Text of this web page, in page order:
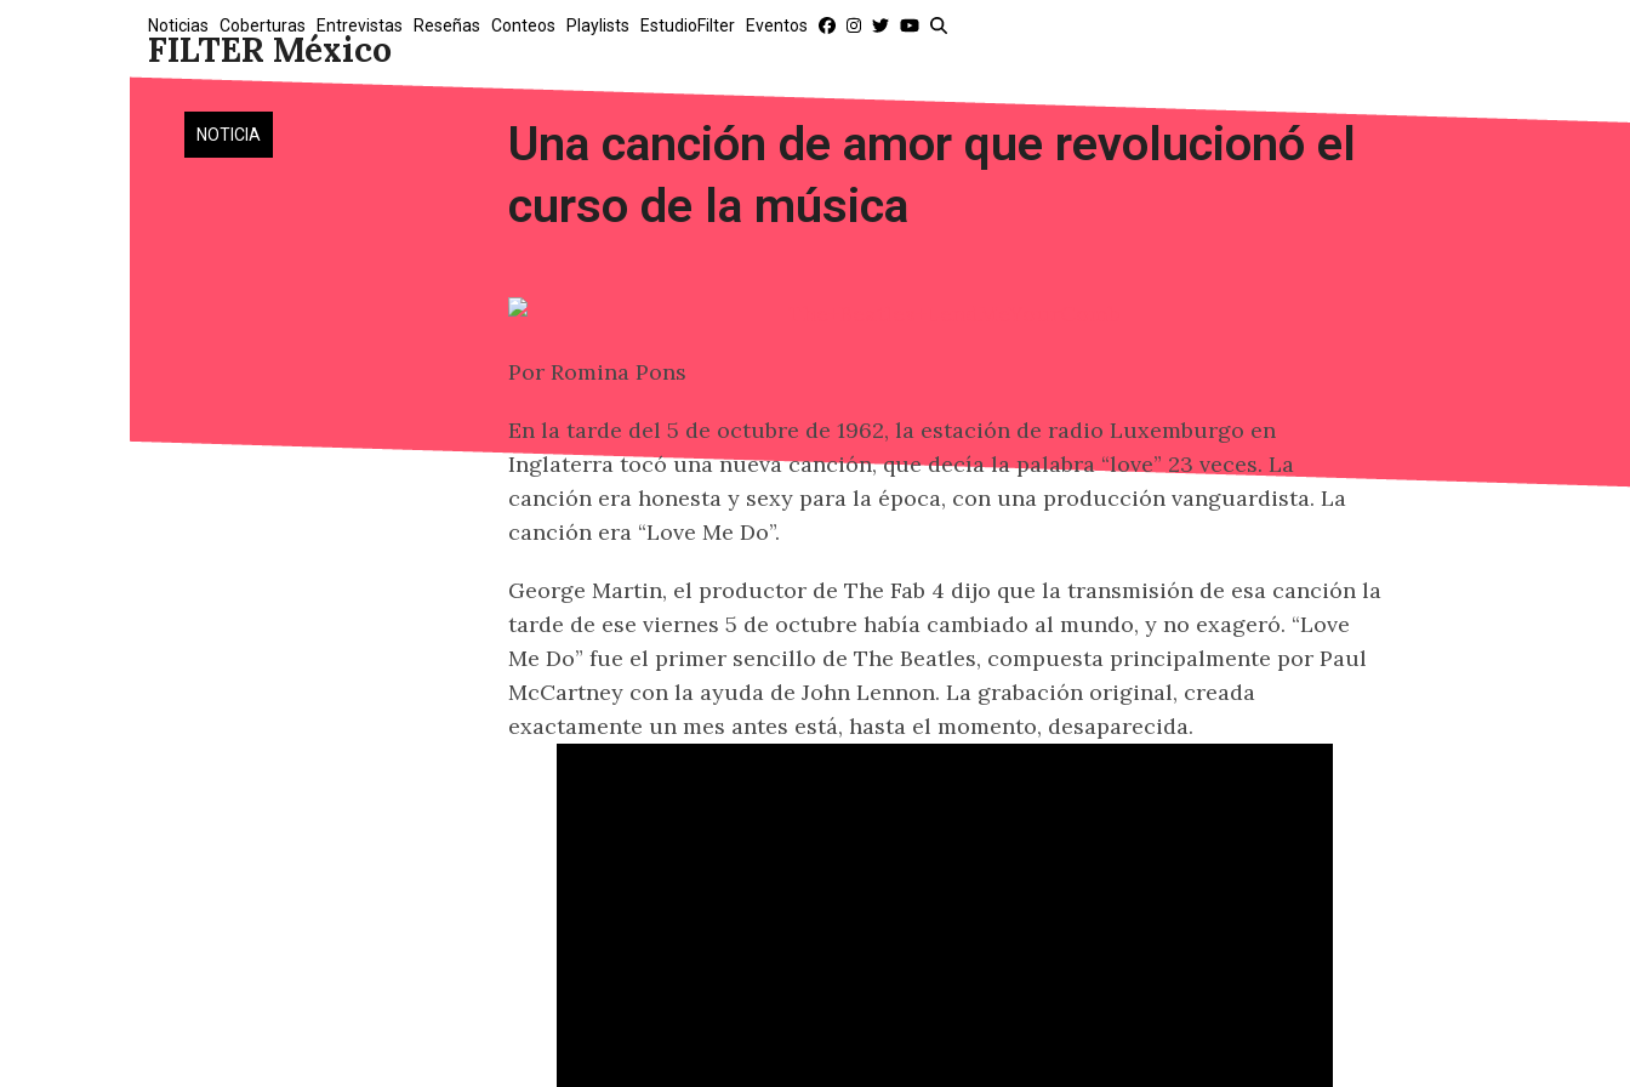
FILTER México
Noticias Coberturas Entrevistas Reseñas Conteos Playlists EstudioFilter Eventos
NOTICIA
Una canción de amor que revolucionó el
curso de la música
Por Romina Pons
En la tarde del 5 de octubre de 1962, la estación de radio Luxemburgo en
Inglaterra tocó una nueva canción, que decía la palabra “love” 23 veces. La
canción era honesta y sexy para la época, con una producción vanguardista. La
canción era “Love Me Do”.
George Martin, el productor de The Fab 4 dijo que la transmisión de esa canción la
tarde de ese viernes 5 de octubre había cambiado al mundo, y no exageró. “Love
Me Do” fue el primer sencillo de The Beatles, compuesta principalmente por Paul
McCartney con la ayuda de John Lennon. La grabación original, creada
exactamente un mes antes está, hasta el momento, desaparecida.